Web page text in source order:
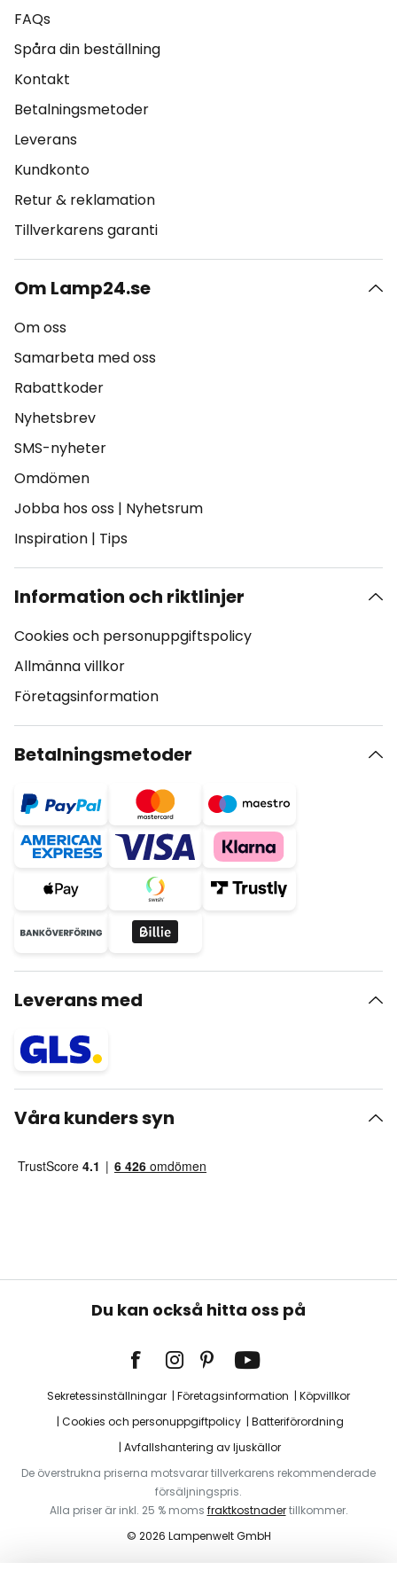
FAQs
Spåra din beställning
Kontakt
Betalningsmetoder
Leverans
Kundkonto
Retur & reklamation
Tillverkarens garanti
Om Lamp24.se
Om oss
Samarbeta med oss
Rabattkoder
Nyhetsbrev
SMS-nyheter
Omdömen
Jobba hos oss | Nyhetsrum
Inspiration | Tips
Information och riktlinjer
Cookies och personuppgiftspolicy
Allmänna villkor
Företagsinformation
Betalningsmetoder
Leverans med
Våra kunders syn
Du kan också hitta oss på
Sekretessinställningar Företagsinformation
Köpvillkor
Cookies och personuppgiftpolicy
Batteriförordning
Avfallshantering av ljuskällor
De överstrukna priserna motsvarar tillverkarens rekommenderade
försäljningspris.
Alla priser är inkl. 25 % moms fraktkostnadertillkommer.
© 2026 Lampenwelt GmbH